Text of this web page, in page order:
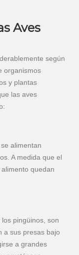
Aves
según
organismos
y plantas
las aves
alimentan
A medida que el
quedan
pingüinos, son
a sus presas bajo
a grandes